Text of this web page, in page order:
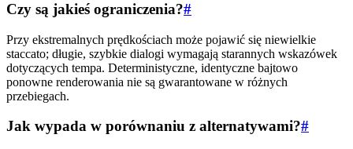
Czy są jakieś ograniczenia?#
Przy ekstremalnych prędkościach może pojawić się niewielkie
staccato; długie, szybkie dialogi wymagają starannych wskazówek
dotyczących tempa. Deterministyczne, identyczne bajtowo
ponowne renderowania nie są gwarantowane w różnych
przebiegach.
Jak wypada w porównaniu z alternatywami?#